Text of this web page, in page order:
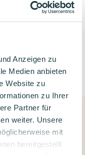
Anzeigen zu
Medien anbieten
Website zu
zu Ihrer
Partner für
weiter. Unsere
mit
bereitgestellt